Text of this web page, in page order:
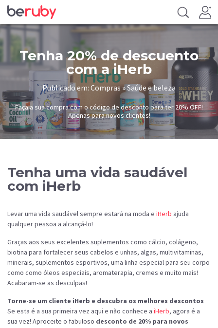
Tenha 20% de descuento
com a iHerb
Publicado em: Compras » Saúde e beleza
Faça a sua compra com o código de desconto para ter 20% OFF!
Apenas para novos clientes!
Tenha uma vida saudável
com iHerb
Levar uma vida saudável sempre estará na moda e iHerb ajuda
qualquer pessoa a alcançá-lo!
Graças aos seus excelentes suplementos como cálcio, colágeno,
biotina para fortalecer seus cabelos e unhas, algas, multivitaminas,
minerais, suplementos esportivos, uma linha especial para seu corpo
como como óleos especiais, aromaterapia, cremes e muito mais!
Acabaram-se as desculpas!
Torne-se um cliente iHerb e descubra os melhores descontos
Se esta é a sua primeira vez aqui e não conhece a iHerb, agora é a
sua vez! Aproceite o fabuloso desconto de 20% para novos